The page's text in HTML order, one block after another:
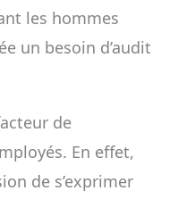
les hommes
un besoin d’audit
de
En effet,
de s’exprimer